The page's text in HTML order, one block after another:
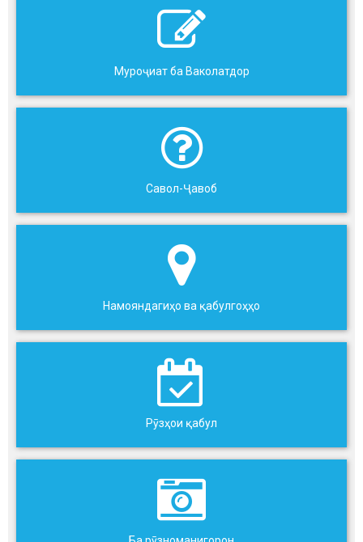
Муроҷиат ба Ваколатдор
Савол-Ҷавоб
Намояндагиҳо ва қабулгоҳҳо
Рӯзҳои қабул